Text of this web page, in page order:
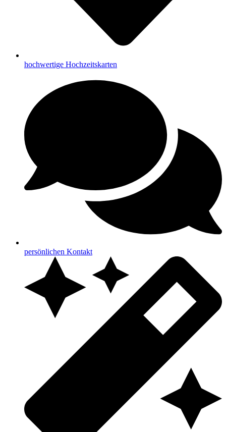
hochwertige Hochzeitskarten
persönlichen Kontakt